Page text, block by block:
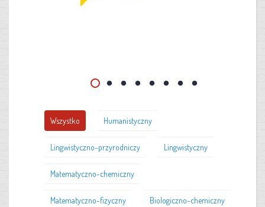
Wszystko Humanistyczny
Lingwistyczno-przyrodniczy Lingwistyczny
Matematyczno-chemiczny
Matematyczno-fizyczny Biologiczno-chemiczny